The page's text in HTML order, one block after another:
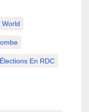
World
Élections En RDC